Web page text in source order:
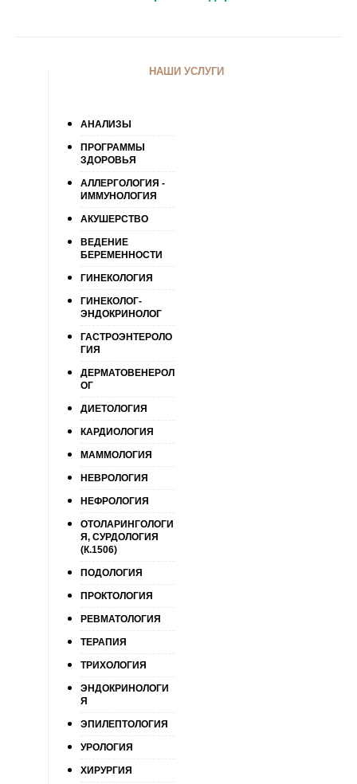
НАШИ УСЛУГИ
АНАЛИЗЫ
ПРОГРАММЫ
ЗДОРОВЬЯ
АЛЛЕРГОЛОГИЯ -
ИММУНОЛОГИЯ
АКУШЕРСТВО
ВЕДЕНИЕ
БЕРЕМЕННОСТИ
ГИНЕКОЛОГИЯ
ГИНЕКОЛОГ-
ЭНДОКРИНОЛОГ
ГАСТРОЭНТЕРОЛО
ГИЯ
ДЕРМАТОВЕНЕРОЛ
ОГ
ДИЕТОЛОГИЯ
КАРДИОЛОГИЯ
МАММОЛОГИЯ
НЕВРОЛОГИЯ
НЕФРОЛОГИЯ
ОТОЛАРИНГОЛОГИ
Я, СУРДОЛОГИЯ
(К.1506)
ПОДОЛОГИЯ
ПРОКТОЛОГИЯ
РЕВМАТОЛОГИЯ
ТЕРАПИЯ
ТРИХОЛОГИЯ
ЭНДОКРИНОЛОГИ
Я
ЭПИЛЕПТОЛОГИЯ
УРОЛОГИЯ
ХИРУРГИЯ